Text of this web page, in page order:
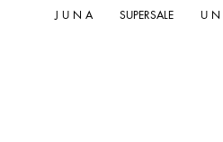
J U N A SUPERSALE U N